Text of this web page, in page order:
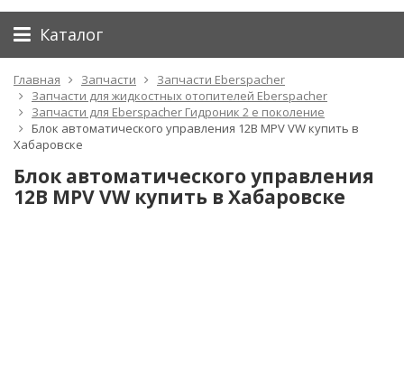
Каталог
Главная Запчасти
Запчасти Eberspacher
Запчасти для жидкостных отопителей Eberspacher
Запчасти для Eberspacher Гидроник 2 е поколение
Блок автоматического управления 12В MPV VW купить в
Хабаровске
Блок автоматического управления
12В MPV VW купить в Хабаровске